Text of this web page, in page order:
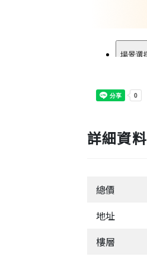
詳細資料
總價
地址
樓層